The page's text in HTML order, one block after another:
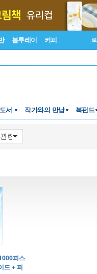
블루레이 커피
서 작가와의 만남 북펀드
피스
드 + 퍼